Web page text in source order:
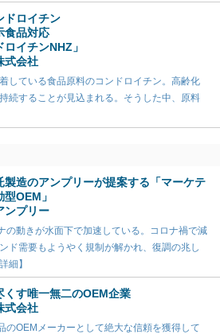
ドロイチン
食品対応
ロイチンNHZ」
式会社
している食品原料のコンドロイチン。高齢化
続することが見込まれる。そうした中、原料
製造のアンプリーが提案する「マーケテ
OEM」
ンプリー
の動きが水面下で加速している。コロナ禍で減
ド需要もようやく規制が解かれ、復調の兆し
細】
くす唯一無二のOEM企業
式会社
のOEMメーカーとして絶大な信頼を獲得して